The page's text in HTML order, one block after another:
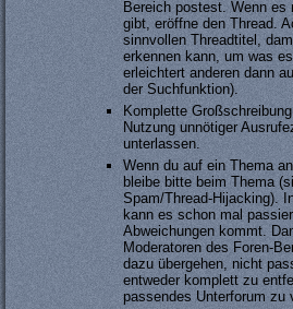
Bereich postest. Wenn es
gibt, eröffne den Thread.
sinnvollen Threadtitel,
erkennen kann, um was
erleichtert anderen dann
der Suchfunktion).
Komplette
Nutzung unnötiger
unterlassen.
Wenn du auf ein Thema
bleibe bitte beim Thema
Spam/Thread-Hijacking).
kann es schon mal
Abweichungen kommt.
Moderatoren des Foren-
dazu übergehen, nicht
entweder komplett zu
passendes Unterforum zu